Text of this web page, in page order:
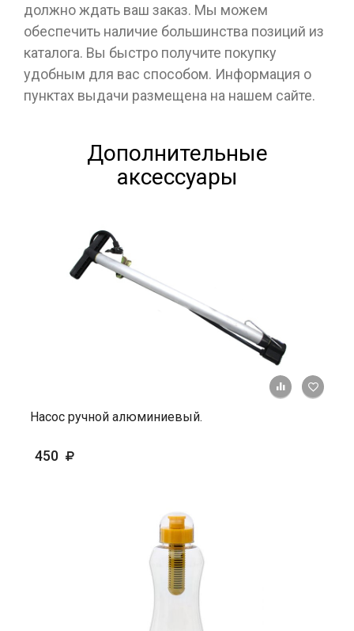
должно ждать ваш заказ. Мы можем
обеспечить наличие большинства позиций из
каталога. Вы быстро получите покупку
удобным для вас способом. Информация о
пунктах выдачи размещена на нашем сайте.
Дополнительные
аксессуары
+ К
Насос ручной алюминиевый.
450